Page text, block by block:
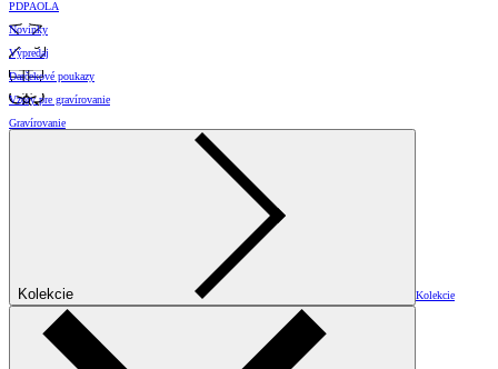
PDPAOLA
Novinky
Výpredaj
Darčekové poukazy
Vzory pre gravírovanie
Gravírovanie
Kolekcie Kolekcie